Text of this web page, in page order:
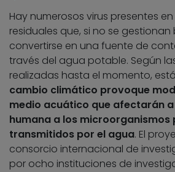
Hay numerosos virus presentes
residuales que, si no se gestionan
convertirse en una fuente de
través del agua potable. Según
realizadas hasta el momento,
cambio climático provoque
medio acuático que afectarán
humana a los microorganismos
transmitidos por el agua. El
consorcio internacional de
por ocho instituciones de